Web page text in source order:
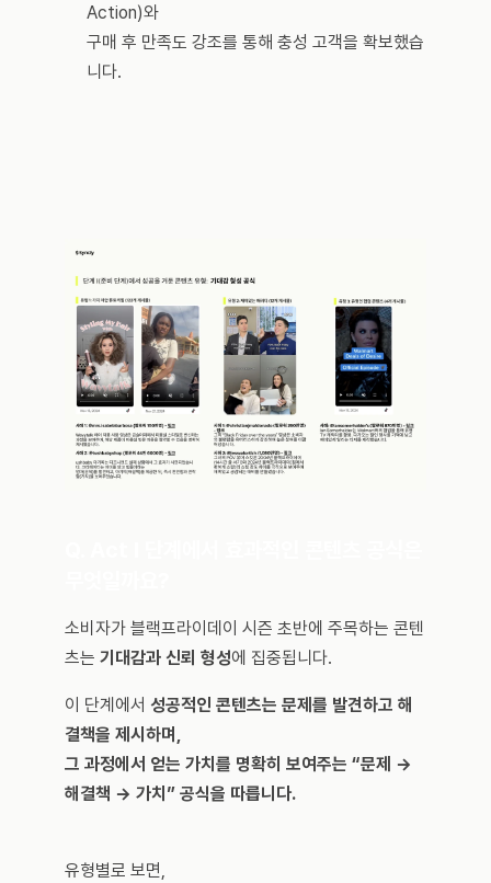
Action)와
구매 후 만족도 강조를 통해 충성 고객을 확보했습
니다.
소비자가 블랙프라이데이 시즌 초반에 주목하는 콘텐
츠는 기대감과 신뢰 형성에 집중됩니다.
이 단계에서 성공적인 콘텐츠는 문제를 발견하고 해
결책을 제시하며,
그 과정에서 얻는 가치를 명확히 보여주는 “문제 →
해결책 → 가치” 공식을 따릅니다.
유형별로 보면,